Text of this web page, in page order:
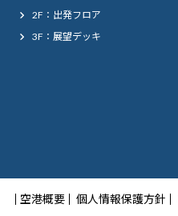
2F：出発フロア
3F：展望デッキ
空港概要 個人情報保護方針